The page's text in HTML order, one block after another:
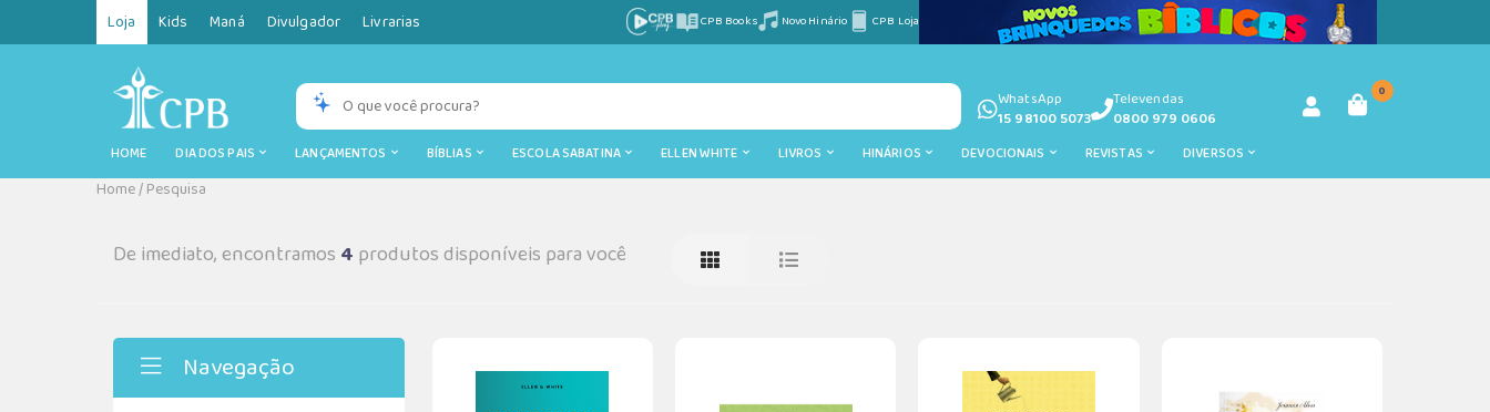
Loja Kids Maná Divulgador Livrarias CPB Books Novo Hinário CPB Loja
WhatsApp
15 98100 5073
Televendas
0800 979 0606
0
HOME DIA DOS PAIS LANÇAMENTOS BÍBLIAS ESCOLA SABATINA ELLEN WHITE LIVROS HINÁRIOS DEVOCIONAIS REVISTAS DIVERSOS
Home/Pesquisa
De imediato, encontramos 4 produtos disponíveis para você
Navegação